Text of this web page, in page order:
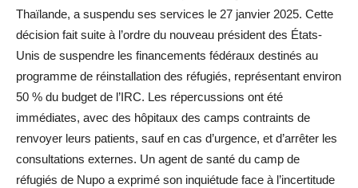
Thaïlande, a suspendu ses services le 27 janvier 2025. Cette
décision fait suite à l’ordre du nouveau président des États-
Unis de suspendre les financements fédéraux destinés au
programme de réinstallation des réfugiés, représentant environ
50 % du budget de l’IRC. Les répercussions ont été
immédiates, avec des hôpitaux des camps contraints de
renvoyer leurs patients, sauf en cas d’urgence, et d’arrêter les
consultations externes. Un agent de santé du camp de
réfugiés de Nupo a exprimé son inquiétude face à l’incertitude